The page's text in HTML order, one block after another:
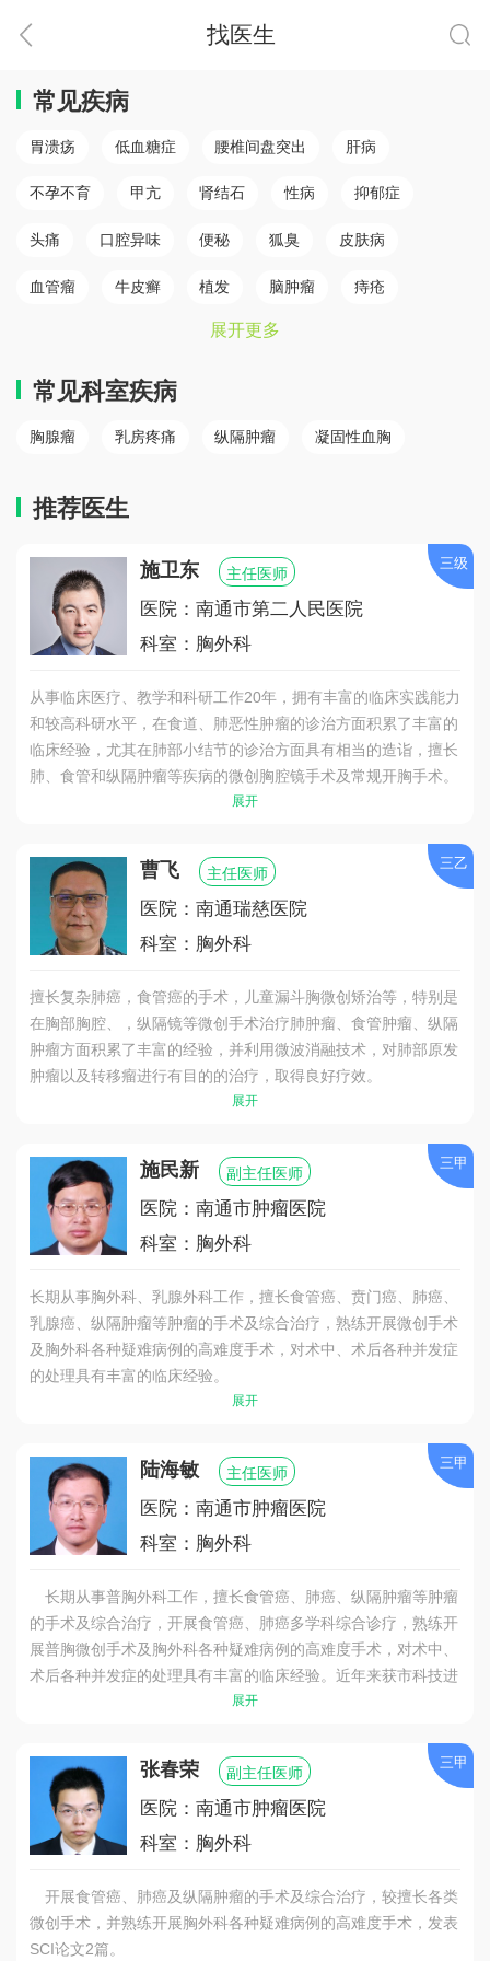
找医生
常见疾病
胃溃疡 低血糖症 腰椎间盘突出 肝病
不孕不育 甲亢 肾结石 性病 抑郁症
头痛 口腔异味 便秘 狐臭 皮肤病
血管瘤 牛皮癣 植发 脑肿瘤 痔疮
脾胃病 乳腺癌
骨质疏松 心肌梗塞（心肌病）
小儿癫痫 胆结石 儿童鼻炎 颈椎病
展开更多
常见科室疾病
胸腺瘤 乳房疼痛 纵隔肿瘤 凝固性血胸
推荐医生
施卫东 主任医师
医院：南通市第二人民医院
科室：胸外科
从事临床医疗、教学和科研工作20年，拥有丰富的临床实践能力
和较高科研水平，在食道、肺恶性肿瘤的诊治方面积累了丰富的
临床经验，尤其在肺部小结节的诊治方面具有相当的造诣，擅长
肺、食管和纵隔肿瘤等疾病的微创胸腔镜手术及常规开胸手术。
展开
三级
曹飞 主任医师
医院：南通瑞慈医院
科室：胸外科
擅长复杂肺癌，食管癌的手术，儿童漏斗胸微创矫治等，特别是
在胸部胸腔、，纵隔镜等微创手术治疗肺肿瘤、食管肿瘤、纵隔
肿瘤方面积累了丰富的经验，并利用微波消融技术，对肺部原发
肿瘤以及转移瘤进行有目的的治疗，取得良好疗效。
展开
三乙
施民新 副主任医师
医院：南通市肿瘤医院
科室：胸外科
长期从事胸外科、乳腺外科工作，擅长食管癌、贲门癌、肺癌、
乳腺癌、纵隔肿瘤等肿瘤的手术及综合治疗，熟练开展微创手术
及胸外科各种疑难病例的高难度手术，对术中、术后各种并发症
的处理具有丰富的临床经验。
展开
三甲
陆海敏 主任医师
医院：南通市肿瘤医院
科室：胸外科
长期从事普胸外科工作，擅长食管癌、肺癌、纵隔肿瘤等肿瘤
的手术及综合治疗，开展食管癌、肺癌多学科综合诊疗，熟练开
展普胸微创手术及胸外科各种疑难病例的高难度手术，对术中、
术后各种并发症的处理具有丰富的临床经验。近年来获市科技进
步奖2项，发表SCI论文及核心期刊论文5篇。
展开
三甲
张春荣 副主任医师
医院：南通市肿瘤医院
科室：胸外科
开展食管癌、肺癌及纵隔肿瘤的手术及综合治疗，较擅长各类
微创手术，并熟练开展胸外科各种疑难病例的高难度手术，发表
SCI论文2篇。
三甲